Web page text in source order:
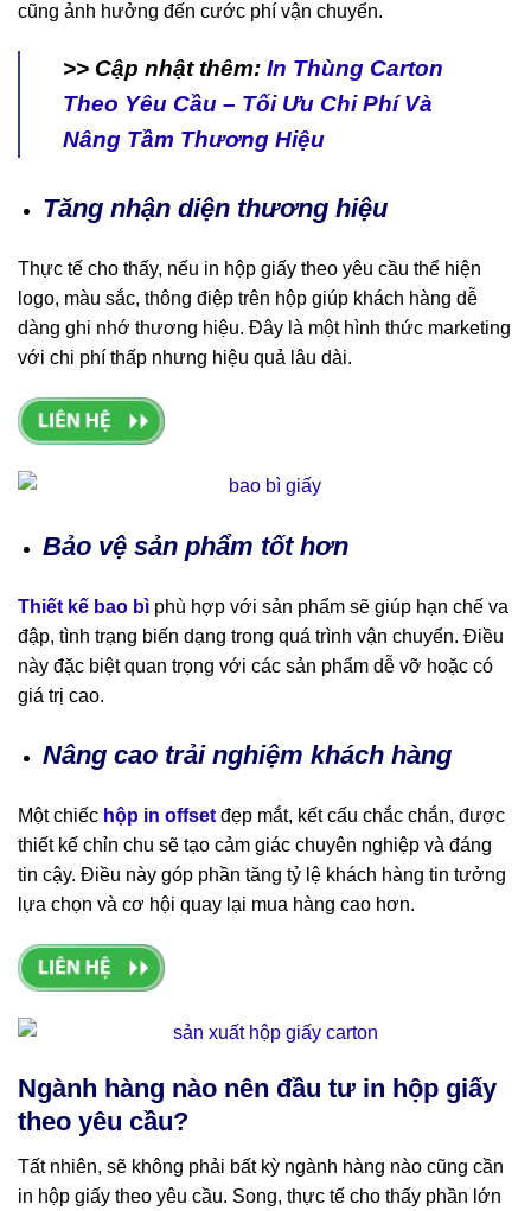
cũng ảnh hưởng đến cước phí vận chuyển.
>> Cập nhật thêm: In Thùng Carton
Theo Yêu Cầu – Tối Ưu Chi Phí Và
Nâng Tầm Thương Hiệu
Tăng nhận diện thương hiệu
Thực tế cho thấy, nếu in hộp giấy theo yêu cầu thể hiện
logo, màu sắc, thông điệp trên hộp giúp khách hàng dễ
dàng ghi nhớ thương hiệu. Đây là một hình thức marketing
với chi phí thấp nhưng hiệu quả lâu dài.
Bảo vệ sản phẩm tốt hơn
Thiết kế bao bì phù hợp với sản phẩm sẽ giúp hạn chế va
đập, tình trạng biến dạng trong quá trình vận chuyển. Điều
này đặc biệt quan trọng với các sản phẩm dễ vỡ hoặc có
giá trị cao.
Nâng cao trải nghiệm khách hàng
Một chiếc hộp in offset đẹp mắt, kết cấu chắc chắn, được
thiết kế chỉn chu sẽ tạo cảm giác chuyên nghiệp và đáng
tin cậy. Điều này góp phần tăng tỷ lệ khách hàng tin tưởng
lựa chọn và cơ hội quay lại mua hàng cao hơn.
Ngành hàng nào nên đầu tư in hộp giấy
theo yêu cầu?
Tất nhiên, sẽ không phải bất kỳ ngành hàng nào cũng cần
in hộp giấy theo yêu cầu. Song, thực tế cho thấy phần lớn